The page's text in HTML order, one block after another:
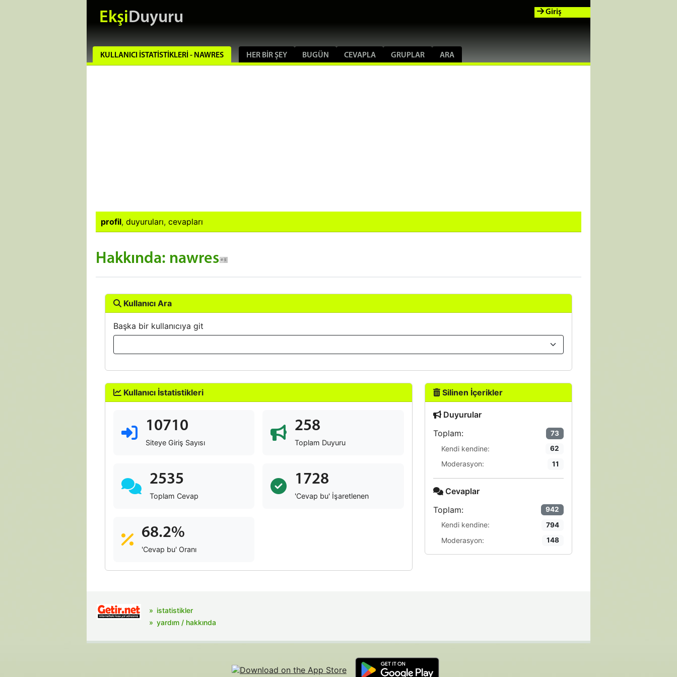
EkşiDuyuru
KULLANICI İSTATISTIKLERI - NAWRES HER BIR ŞEY BUGÜN CEVAPLA GRUPLAR ARA
Giriş
profil, duyuruları, cevapları
Hakkında: nawres
Kullanıcı Ara
Başka bir kullanıcıya git
Kullanıcı İstatistikleri
10710
Siteye Giriş Sayısı
258
Toplam Duyuru
2535
Toplam Cevap
1728
'Cevap bu' İşaretlenen
68.2%
'Cevap bu' Oranı
Silinen İçerikler
Duyurular
Toplam:
73
Kendi kendine: 62
Moderasyon: 11
Cevaplar
Toplam:
942
Kendi kendine: 794
Moderasyon: 148
istatistikler
yardım / hakkında